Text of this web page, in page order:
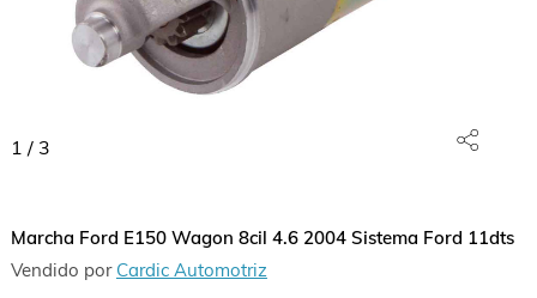
1 / 3
Marcha Ford E150 Wagon 8cil 4.6 2004 Sistema Ford 11dts
Vendido por Cardic Automotriz